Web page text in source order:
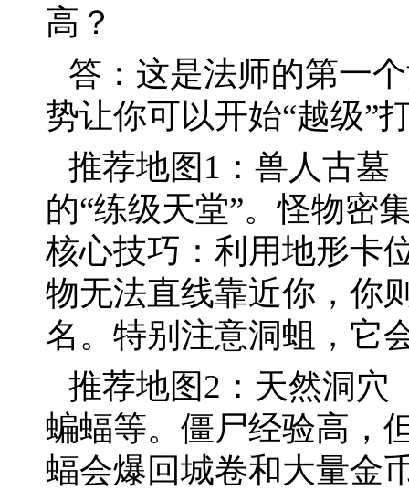
高？
答：这是法师的第一
势让你可以开始“越级”
推荐地图1：兽人古墓
的“练级天堂”。怪物密
核心技巧：利用地形卡
物无法直线靠近你，你
名。特别注意洞蛆，它
推荐地图2：天然洞穴
蝙蝠等。僵尸经验高，
蝠会爆回城卷和大量金